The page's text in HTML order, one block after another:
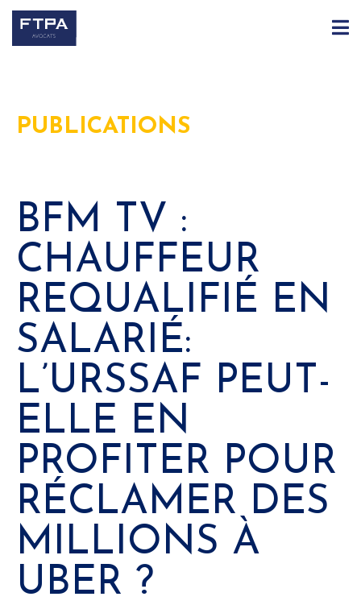
PUBLICATIONS
BFM TV :
CHAUFFEUR
REQUALIFIÉ EN
SALARIÉ:
L’URSSAF PEUT-
ELLE EN
PROFITER POUR
RÉCLAMER DES
MILLIONS À
UBER ?